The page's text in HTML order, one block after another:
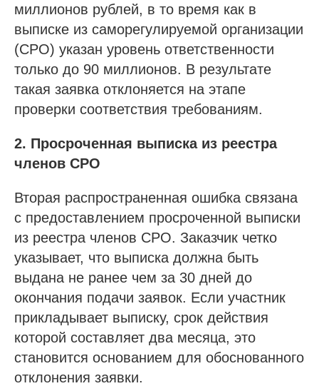
миллионов рублей, в то время как в
выписке из саморегулируемой организации
(СРО) указан уровень ответственности
только до 90 миллионов. В результате
такая заявка отклоняется на этапе
проверки соответствия требованиям.
2. Просроченная выписка из реестра
членов СРО
Вторая распространенная ошибка связана
с предоставлением просроченной выписки
из реестра членов СРО. Заказчик четко
указывает, что выписка должна быть
выдана не ранее чем за 30 дней до
окончания подачи заявок. Если участник
прикладывает выписку, срок действия
которой составляет два месяца, это
становится основанием для обоснованного
отклонения заявки.